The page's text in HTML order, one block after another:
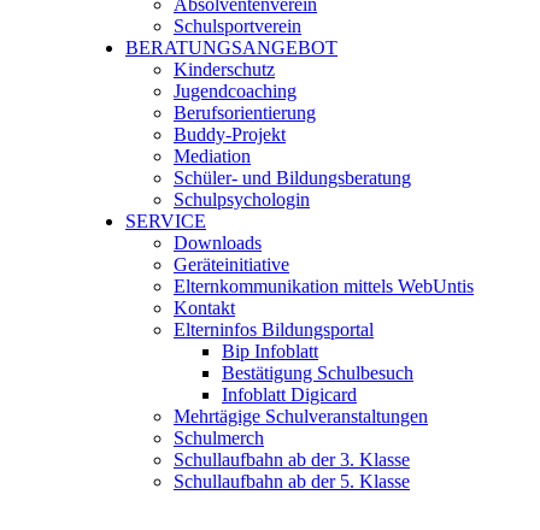
Absolventenverein
Schulsportverein
BERATUNGSANGEBOT
Kinderschutz
Jugendcoaching
Berufsorientierung
Buddy-Projekt
Mediation
Schüler- und Bildungsberatung
Schulpsychologin
SERVICE
Downloads
Geräteinitiative
Elternkommunikation mittels WebUntis
Kontakt
Elterninfos Bildungsportal
Bip Infoblatt
Bestätigung Schulbesuch
Infoblatt Digicard
Mehrtägige Schulveranstaltungen
Schulmerch
Schullaufbahn ab der 3. Klasse
Schullaufbahn ab der 5. Klasse